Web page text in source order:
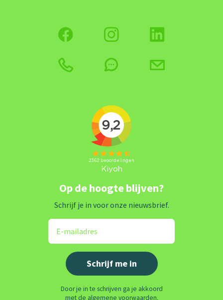
Op de hoogte blijven?
Schrijf je in voor onze nieuwsbrief.
Door je in te schrijven ga je akkoord
met de algemene voorwaarden.